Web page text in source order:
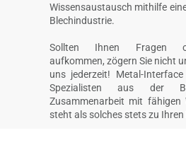
Wissensaustausch mithilfe
Blechindustrie.
Sollten Ihnen Fragen
aufkommen, zögern Sie nicht
uns jederzeit! Metal-
Spezialisten aus der
Zusammenarbeit mit fähigen
steht als solches stets zu Ihren